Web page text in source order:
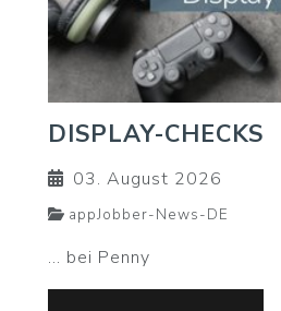
DISPLAY-CHECKS
03. August 2026
appJobber-News-DE
... bei Penny